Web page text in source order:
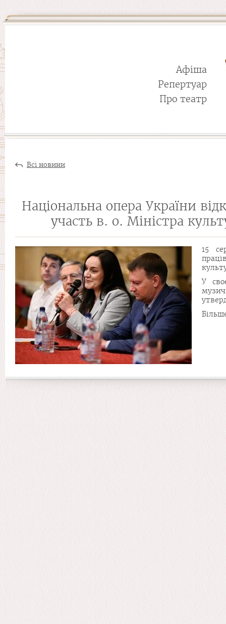
Афіша
Репертуар
Про театр
Всі новини
Національна опера України
участь в. о. Міністра
15
У